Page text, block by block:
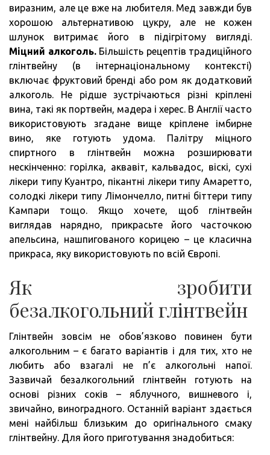
виразним, але це вже на любителя. Мед завжди був
хорошою альтернативою цукру, але не кожен
шлунок витримає його в підігрітому вигляді.
Міцний алкоголь.Більшість рецептів традиційного
глінтвейну (в інтернаціональному контексті)
включає фруктовий бренді або ром як додатковий
алкоголь. Не рідше зустрічаються різні кріплені
вина, такі як портвейн, мадера і херес. В Англії часто
використовують згадане вище кріплене імбирне
вино, яке готують удома. Палітру міцного
спиртного в глінтвейн можна розширювати
нескінченно: горілка, аквавіт, кальвадос, віскі, сухі
лікери типу Куантро, пікантні лікери типу Амаретто,
солодкі лікери типу Лімончелло, питні біттери типу
Кампари тощо. Якщо хочете, щоб глінтвейн
виглядав нарядно, прикрасьте його часточкою
апельсина, нашпигованого корицею – це класична
прикраса, яку використовують по всій Європі.
Як зробити
безалкогольний глінтвейн
Глінтвейн зовсім не обов’язково повинен бути
алкогольним – є багато варіантів і для тих, хто не
любить або взагалі не п’є алкогольні напої.
Зазвичай безалкогольний глінтвейн готують на
основі різних соків – яблучного, вишневого і,
звичайно, виноградного. Останній варіант здається
мені найбільш близьким до оригінального смаку
глінтвейну. Для його приготування знадобиться: